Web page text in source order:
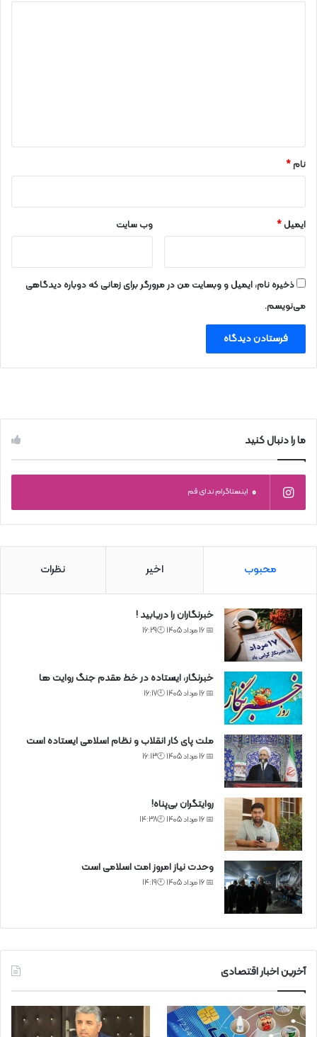
نام*
ایمیل* وب‌ سایت
ذخیره نام، ایمیل و وبسایت من در مرورگر برای زمانی که دوباره دیدگاهی
می‌نویسم.
ما را دنبال کنید
0 اینستاگرام ندای قم
محبوب اخیر نظرات
خبرنگاران را دریابید !
📅 16 مرداد 1405 🕙16:29
خبرنگار، ایستاده در خط مقدم جنگ روایت ها
📅 16 مرداد 1405 🕙16:17
ملت پای کار انقلاب و نظام اسلامی ایستاده است
📅 16 مرداد 1405 🕙16:13
روایتگران بی‌پناه!
📅 16 مرداد 1405 🕙14:38
وحدت نیاز امروز امت اسلامی است
📅 16 مرداد 1405 🕙14:19
آخرین اخبار اقتصادی